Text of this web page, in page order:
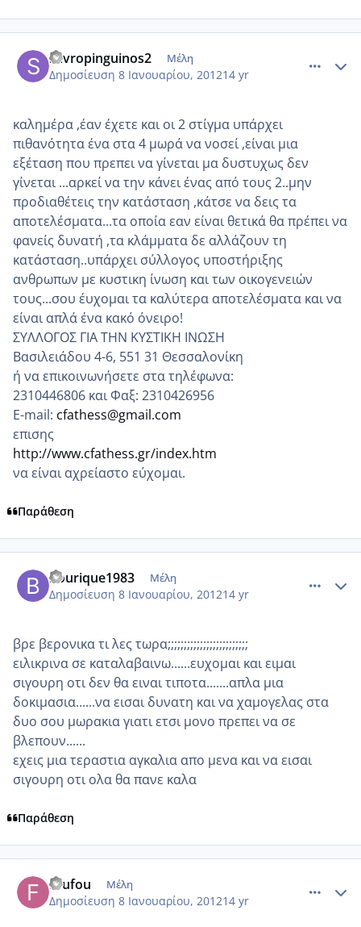
savropinguinos2 Μέλη
Δημοσίευση 8 Ιανουαρίου, 201214 yr
καλημέρα ,έαν έχετε και οι 2 στίγμα υπάρχει
πιθανότητα ένα στα 4 μωρά να νοσεί ,είναι μια
εξέταση που πρεπει να γίνεται μα δυστυχως δεν
γίνεται ...αρκεί να την κάνει ένας από τους 2..μην
προδιαθέτεις την κατάσταση ,κάτσε να δεις τα
αποτελέσματα...τα οποία εαν είναι θετικά θα πρέπει να
φανείς δυνατή ,τα κλάμματα δε αλλάζουν τη
κατάσταση..υπάρχει σύλλογος υποστήριξης
ανθρωπων με κυστικη ίνωση και των οικογενειών
τους...σου έυχομαι τα καλύτερα αποτελέσματα και να
είναι απλά ένα κακό όνειρο!
ΣΥΛΛΟΓΟΣ ΓΙΑ ΤΗΝ ΚΥΣΤΙΚΗ ΙΝΩΣΗ
Βασιλειάδου 4-6, 551 31 Θεσσαλονίκη
ή να επικοινωνήσετε στα τηλέφωνα:
2310446806 και Φαξ: 2310426956
E-mail: cfathess@gmail.com
επισης
http://www.cfathess.gr/index.htm
να είναι αχρείαστο εύχομαι.
Παράθεση
bourique1983 Μέλη
Δημοσίευση 8 Ιανουαρίου, 201214 yr
βρε βερονικα τι λες τωρα;;;;;;;;;;;;;;;;;;;;;;;;;
ειλικρινα σε καταλαβαινω......ευχομαι και ειμαι
σιγουρη οτι δεν θα ειναι τιποτα.......απλα μια
δοκιμασια......να εισαι δυνατη και να χαμογελας στα
δυο σου μωρακια γιατι ετσι μονο πρεπει να σε
βλεπουν......
εχεις μια τεραστια αγκαλια απο μενα και να εισαι
σιγουρη οτι ολα θα πανε καλα
Παράθεση
foufou Μέλη
Δημοσίευση 8 Ιανουαρίου, 201214 yr